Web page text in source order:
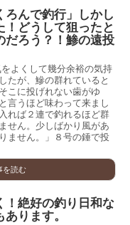
ろんで釣行」しかし
どうして狙ったと
だろう？！鯵の遠投
よくして幾分余裕の気持
たが、鰺の群れていると
こに投げれない歯がゆ
言うほど味わって来まし
れば２連で釣れるほど群
せん。少しばかり風があ
ません。」８号の錘で投
を読む
！絶好の釣り日和な
ります。